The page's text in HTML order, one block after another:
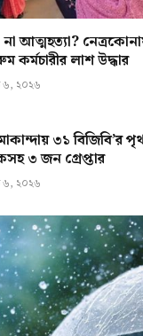
না আত্মহত্যা?
কর্মচারীর লাশ উদ্ধার
৬, ২০২৬
৩১ বিজিবি’র
৩ জন গ্রেপ্তার
৬, ২০২৬